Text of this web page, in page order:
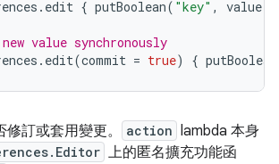
. edit { putBoolean( "key" , value
value synchronously
. edit(commit = true) { putBoolean
訂或套用變更。 action lambda 本身
上的匿名擴充功能函